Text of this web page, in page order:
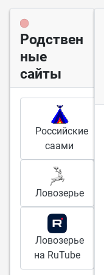
Родствен
ные
сайты
Российские
саами
Ловозерье
Ловозерье
на RuTube